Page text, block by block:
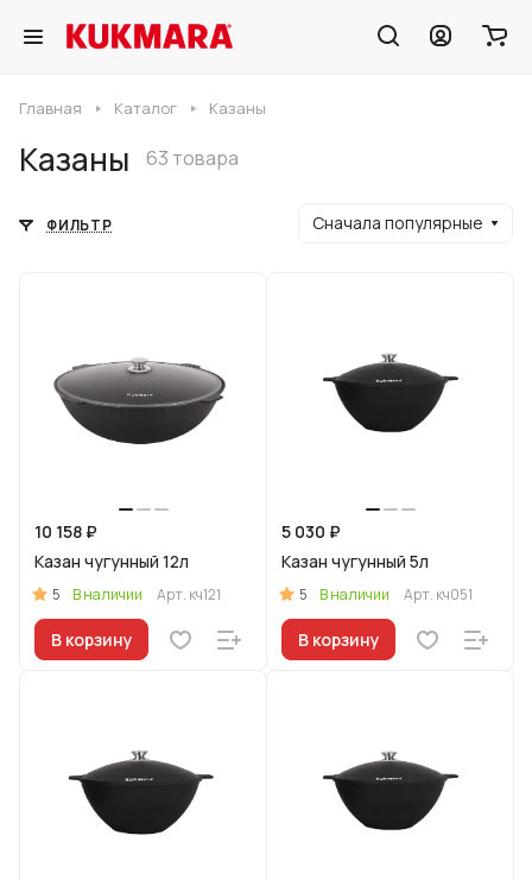
Главная Каталог Казаны
Казаны 63 товара
ФИЛЬТР Сначала популярные
10 158 ₽
Казан чугунный 12л
5 В наличии Арт. кч121
В корзину
5 030 ₽
Казан чугунный 5л
5 В наличии Арт. кч051
В корзину